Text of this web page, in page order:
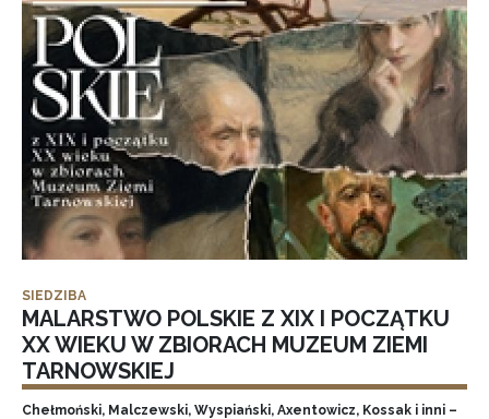
SIEDZIBA
MALARSTWO POLSKIE Z XIX I POCZĄTKU
XX WIEKU W ZBIORACH MUZEUM ZIEMI
TARNOWSKIEJ
Chełmoński, Malczewski, Wyspiański, Axentowicz, Kossak i inni –